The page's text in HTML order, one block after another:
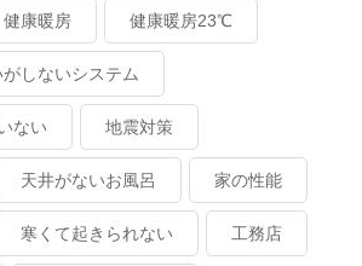
健康暖房 健康暖房23℃
がしないシステム
ない 地震対策
天井がないお風呂 家の性能
寒くて起きられない 工務店